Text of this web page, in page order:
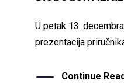
U petak 13.
prezentacija
Continue